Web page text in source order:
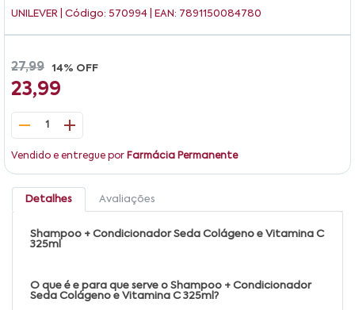
UNILEVER | Código: 570994 | EAN: 7891150084780
27,99 14% OFF
23,99
1
Vendido e entregue por Farmácia Permanente
Detalhes Avaliações
Shampoo + Condicionador Seda Colágeno e Vitamina C
325ml
O que é e para que serve o Shampoo + Condicionador
Seda Colágeno e Vitamina C 325ml?